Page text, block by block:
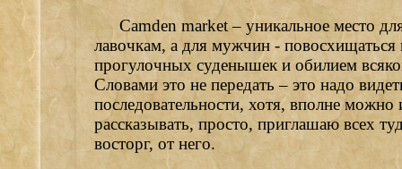
Camden market – уникальное место
лавочкам, а для мужчин -
прогулочных суденышек и обилием
Словами это не передать – это надо
последовательности, хотя, вполне
рассказывать, просто, приглашаю всех
восторг, от него.